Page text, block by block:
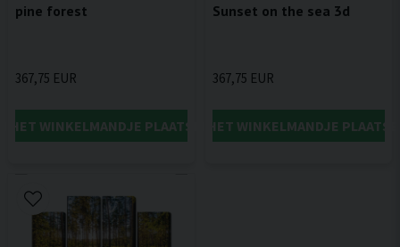
pine forest
367,75 EUR
HET WINKELMANDJE PLAATSEN
Sunset on the sea 3d
367,75 EUR
IN HET WINKELMANDJE